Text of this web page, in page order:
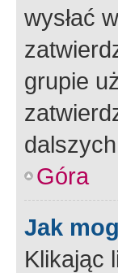
wysłać
grupie
Góra
Jak
Klikając